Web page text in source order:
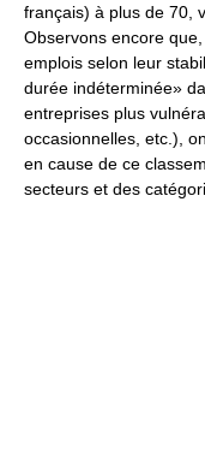
français) à plus de 70,
Observons encore
emplois selon leur
durée indéterminée»
entreprises plus
occasionnelles, etc.),
en cause de ce
secteurs et des